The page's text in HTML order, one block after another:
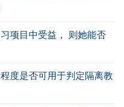
项目中受益， 则她能否
度是否可用于判定隔离教